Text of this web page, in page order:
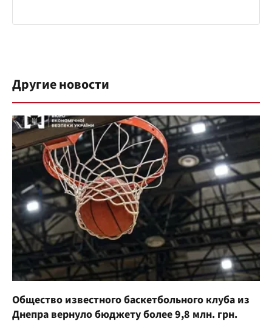
Другие новости
Общество известного баскетбольного клуба из
Днепра вернуло бюджету более 9,8 млн. грн.